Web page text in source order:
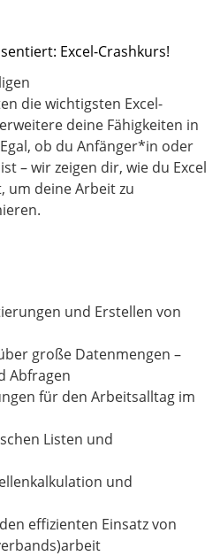
Excel-Crashkurs!
die wichtigsten Excel-
deine Fähigkeiten in
ob du Anfänger*in oder
– wir zeigen dir, wie du Excel
um deine Arbeit zu
und Erstellen von
große Datenmengen –
Abfragen
für den Arbeitsalltag im
Listen und
und
effizienten Einsatz von